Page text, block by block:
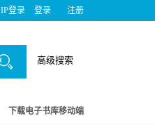
IP登录 登录 注册
高级搜索
下载电子书库移动端